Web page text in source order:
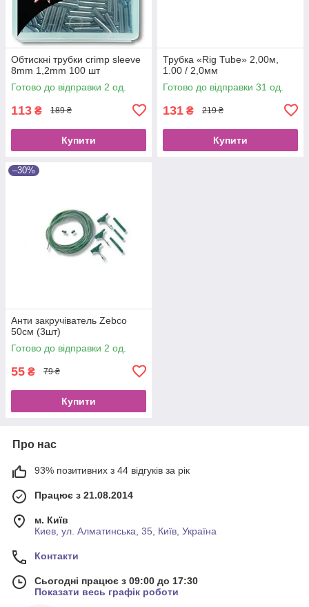
Обтискні трубки crimp sleeve
8mm 1,2mm 100 шт
Готово до відправки 2 од.
113 ₴ 189 ₴
Купити
Трубка «Rig Tube» 2,00м,
1.00 / 2,0мм
Готово до відправки 31 од.
131 ₴ 219 ₴
Купити
–30%
Анти закручіватель Zebco
50см (3шт)
Готово до відправки 2 од.
55 ₴ 79 ₴
Купити
Про нас
93% позитивних з 44 відгуків за рік
Працює з 21.08.2014
м. Київ
Киев, ул. Алматинська, 35, Київ, Україна
Контакти
Сьогодні працює з 09:00 до 17:30
Показати весь графік роботи